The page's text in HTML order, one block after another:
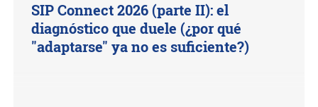
SIP Connect 2026 (parte II): el
diagnóstico que duele (¿por qué
"adaptarse" ya no es suficiente?)